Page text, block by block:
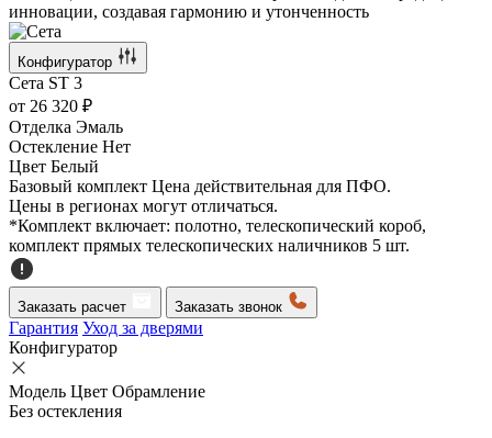
инновации, создавая гармонию и утонченность
Конфигуратор
Сета ST 3
от 26 320 ₽
Отделка Эмаль
Остекление Нет
Цвет Белый
Базовый комплект Цена действительная для ПФО.
Цены в регионах могут отличаться.
*Комплект включает: полотно, телескопический короб,
комплект прямых телескопических наличников 5 шт.
Заказать расчет Заказать звонок
Гарантия Уход за дверями
Конфигуратор
Модель Цвет Обрамление
Без остекления